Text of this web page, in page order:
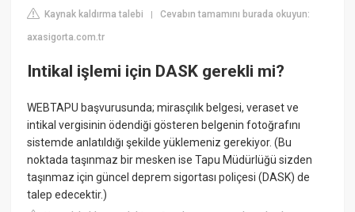
Kaynak kaldırma talebi |Cevabın tamamını burada okuyun:
axasigorta.com.tr
Intikal işlemi için DASK gerekli mi?
WEBTAPU başvurusunda; mirasçılık belgesi, veraset ve
intikal vergisinin ödendiği gösteren belgenin fotoğrafını
sistemde anlatıldığı şekilde yüklemeniz gerekiyor. (Bu
noktada taşınmaz bir mesken ise Tapu Müdürlüğü sizden
taşınmaz için güncel deprem sigortası poliçesi (DASK) de
talep edecektir.)